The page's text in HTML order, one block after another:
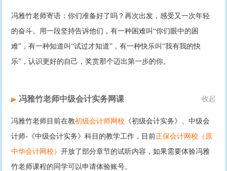
冯雅竹老师寄语：你们准备好了吗？再次出发，感受又一次年轻
的奋斗。用一段坚持告诉他们，有一种困难叫“你们眼中的困
难”，有一种知道叫“试过才知道”，有一种快乐叫“我有我的快
乐”，认识更好的自己，奖赏那个迈出第一步的你。
冯雅竹老师中级会计实务网课 收起
冯雅竹老师目前在教初级会计师网校 《初级会计实务》、中级会
计师-《中级会计实务》科目的教学工作，目前正保会计网校（原
中华会计网校）开放了部分章节的试听内容，如果需要体验冯雅
竹老师课程的同学可以申请体验账号。